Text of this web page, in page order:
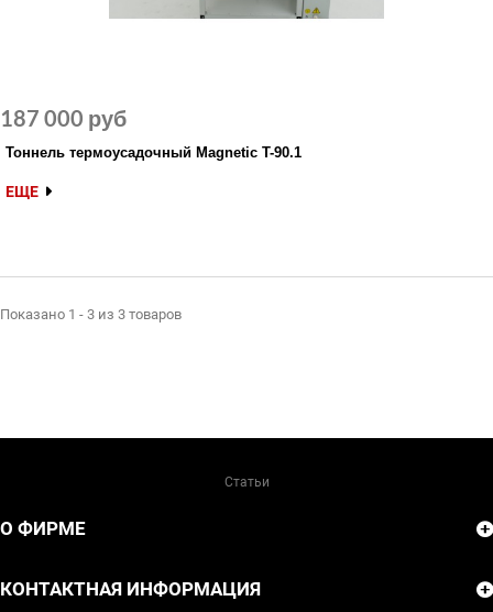
Тоннель термоусадочный Magnetic T-90.1
187 000 руб
ЕЩЕ
Показано 1 - 3 из 3 товаров
Статьи
О ФИРМЕ
КОНТАКТНАЯ ИНФОРМАЦИЯ